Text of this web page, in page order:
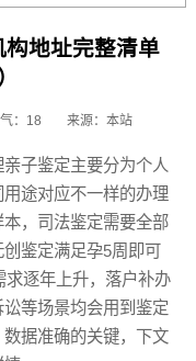
地址完整清单
：18 来源：本站
子鉴定主要分为个人
途对应不一样的办理
，司法鉴定需要全部
鉴定满足孕5周即可
求逐年上升，落户补办
等场景均会用到鉴定
据准确的关键，下文